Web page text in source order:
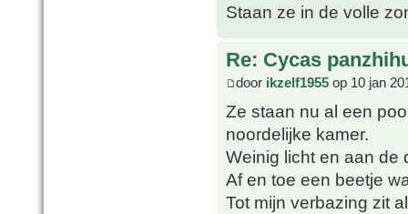
Staan ze in de volle
Re: Cycas
door ikzelf1955 op 10 jan
Ze staan nu al een
noordelijke kamer.
Weinig licht en aan de
Af en toe een beetje
Tot mijn verbazing zit